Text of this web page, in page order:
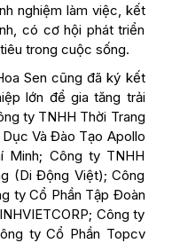
nghiệm làm việc, kết
có cơ hội phát triển
trong cuộc sống.
Sen cũng đã ký kết
lớn để gia tăng trải
ty TNHH Thời Trang
Và Đào Tạo Apollo
Minh; Công ty TNHH
(Di Động Việt); Công
ty Cổ Phần Tập Đoàn
Công ty
ty Cổ Phần Topcv